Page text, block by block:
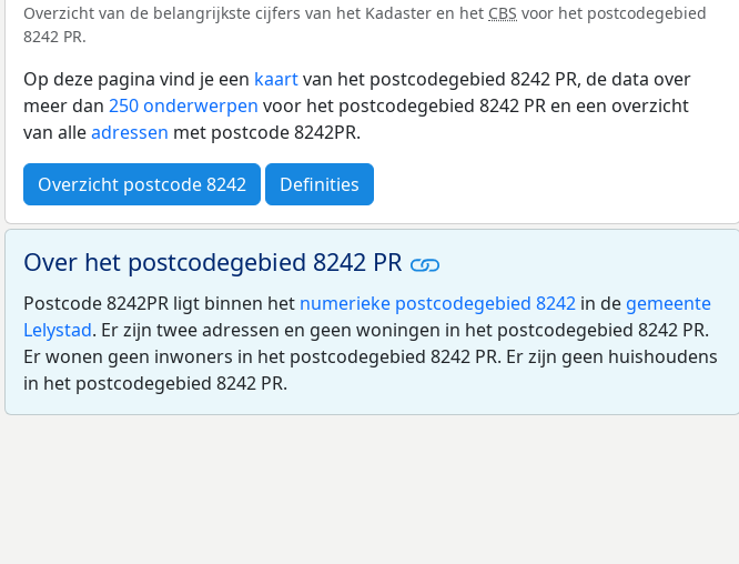
Overzicht van de belangrijkste cijfers van het Kadaster en het CBS voor het postcodegebied
8242 PR.
Op deze pagina vind je een kaartvan het postcodegebied 8242 PR, de data over
meer dan 250 onderwerpen voor het postcodegebied 8242 PR en een overzicht
van alleadressen met postcode 8242PR.
Overzicht postcode 8242 Definities
Over het postcodegebied 8242 PR
Postcode 8242PR ligt binnen het numerieke postcodegebied 8242 in de gemeente
Lelystad. Er zijn twee adressen en geen woningen in het postcodegebied 8242 PR.
Er wonen geen inwoners in het postcodegebied 8242 PR. Er zijn geen huishoudens
in het postcodegebied 8242 PR.